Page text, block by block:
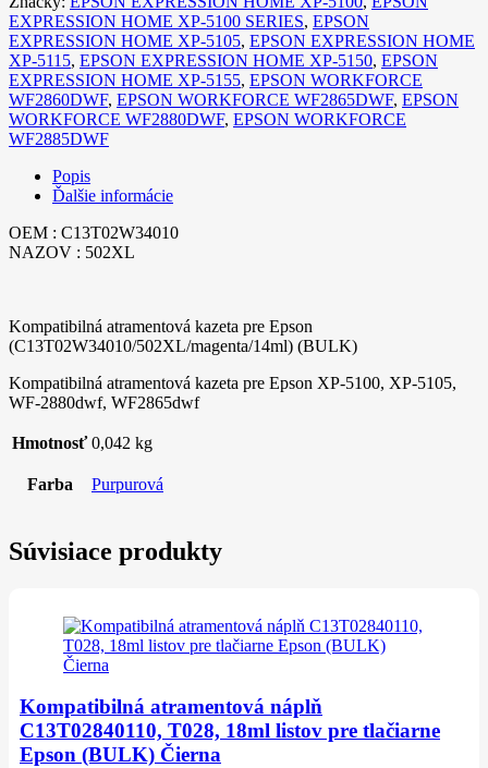
EXPRESSION HOME XP-5100 SERIES, EPSON
EXPRESSION HOME XP-5105, EPSON EXPRESSION HOME
XP-5115, EPSON EXPRESSION HOME XP-5150, EPSON
EXPRESSION HOME XP-5155, EPSON WORKFORCE
WF2860DWF, EPSON WORKFORCE WF2865DWF, EPSON
WORKFORCE WF2880DWF, EPSON WORKFORCE
WF2885DWF
Popis
Ďalšie informácie
OEM : C13T02W34010
NAZOV : 502XL
Kompatibilná atramentová kazeta pre Epson
(C13T02W34010/502XL/magenta/14ml) (BULK)
Kompatibilná atramentová kazeta pre Epson XP-5100, XP-5105,
WF-2880dwf, WF2865dwf
Hmotnosť 0,042 kg
Farba Purpurová
Súvisiace produkty
Kompatibilná atramentová náplň
C13T02840110, T028, 18ml listov pre tlačiarne
Epson (BULK) Čierna